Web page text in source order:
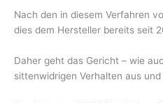
Nach den in diesem Verfahren
dies dem Hersteller bereits seit
Daher geht das Gericht – wie
sittenwidrigen Verhalten aus